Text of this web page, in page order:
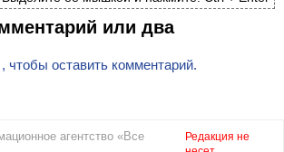
или два
, чтобы оставить комментарий.
агентство «Все
Редакция не